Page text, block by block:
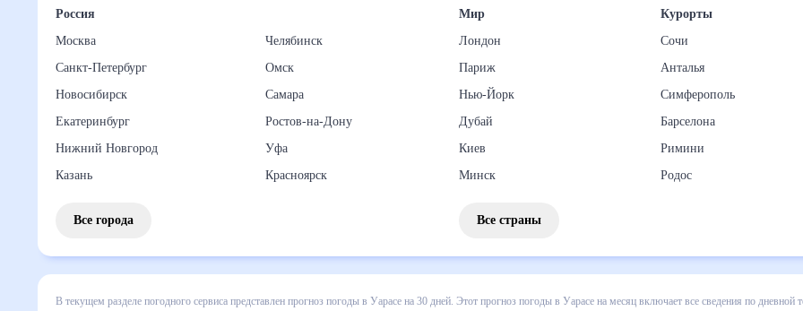
Россия
Москва
Санкт-Петербург
Новосибирск
Екатеринбург
Нижний Новгород
Казань
Челябинск
Омск
Самара
Ростов-на-Дону
Уфа
Красноярск
Все города
Мир
Лондон
Париж
Нью-Йорк
Дубай
Киев
Минск
Курорты
Сочи
Анталья
Симферополь
Барселона
Римини
Родос
Все страны
В текущем разделе погодного сервиса представлен прогноз погоды в Уарасе на 30 дней. Этот прогноз погоды в Уарасе на